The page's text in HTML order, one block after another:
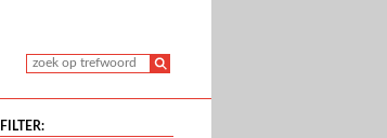
FILTER: